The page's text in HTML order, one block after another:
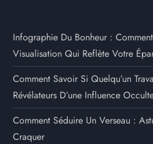
Infographie Du Bonheur :
Visualisation Qui Reflète Votre
Comment Savoir Si Quelqu’un
Révélateurs D’une Influence
Comment Séduire Un Verseau :
Craquer